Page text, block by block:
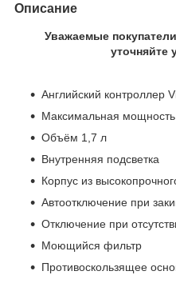
Описание
Уважаемые
уточняйте
Английский контроллер
Максимальная
Объём 1,7 л
Внутренняя подсветка
Корпус из
Автоотключение при
Отключение при
Моющийся фильтр
Противоскользящее